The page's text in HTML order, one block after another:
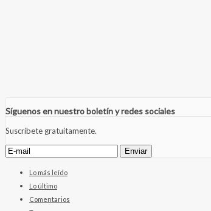
Síguenos en nuestro boletín y redes sociales
Suscríbete gratuitamente.
Lo más leído
Lo último
Comentarios